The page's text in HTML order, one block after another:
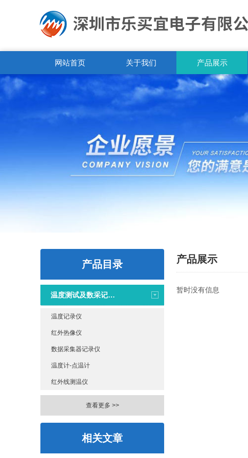
网站首页 关于我们 产品展示
产品目录
温度测试及数采记录仪
温度记录仪
红外热像仪
数据采集器记录仪
温度计-点温计
红外线测温仪
查看更多 >>
相关文章
产品展示
暂时没有信息